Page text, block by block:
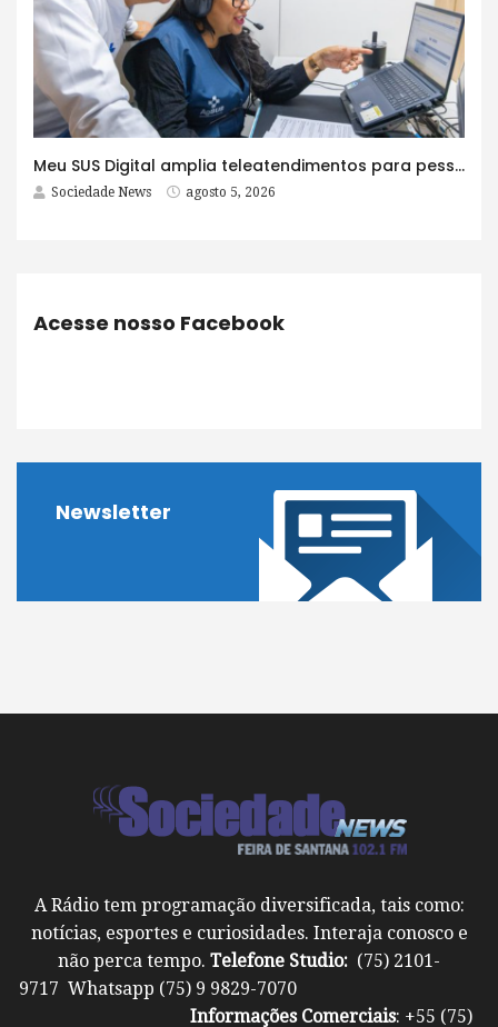
Meu SUS Digital amplia teleatendimentos para pessoas com problemas com jogos e apostas
Sociedade News agosto 5, 2026
Acesse nosso Facebook
Newsletter
A Rádio tem programação diversificada, tais como:
notícias, esportes e curiosidades. Interaja conosco e
não perca tempo. Telefone Studio: (75) 2101-
9717 Whatsapp (75) 9 9829-7070
Informações Comerciais: +55 (75)